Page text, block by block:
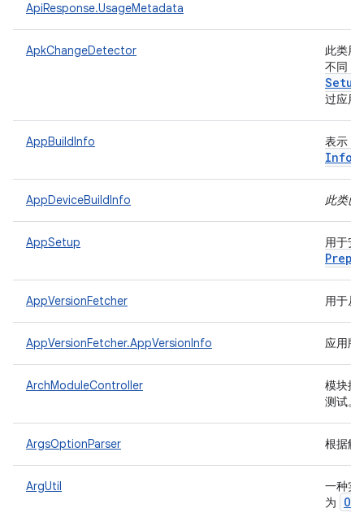
ApiResponse.UsageMetadata
ApkChangeDetector
此类用
不同，
过应用
AppBuildInfo 表示
Info
AppDeviceBuildInfo 此类已
AppSetup 用于安
AppVersionFetcher 用于从
AppVersionFetcher.AppVersionInfo 应用版
ArchModuleController
模块控
测试。
ArgsOptionParser 根据解
ArgUtil
一种实
为